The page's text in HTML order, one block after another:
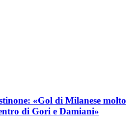
«Gol di Milanese molto
di Gori e Damiani»